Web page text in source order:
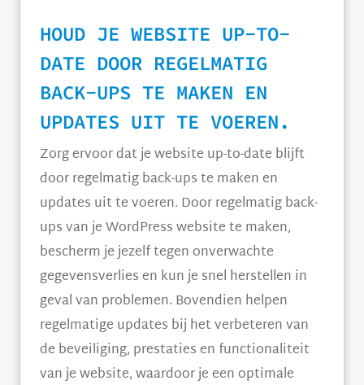
HOUD JE WEBSITE UP-TO-
DATE DOOR REGELMATIG
BACK-UPS TE MAKEN EN
UPDATES UIT TE VOEREN.
Zorg ervoor dat je website up-to-date blijft
door regelmatig back-ups te maken en
updates uit te voeren. Door regelmatig back-
ups van je WordPress website te maken,
bescherm je jezelf tegen onverwachte
gegevensverlies en kun je snel herstellen in
geval van problemen. Bovendien helpen
regelmatige updates bij het verbeteren van
de beveiliging, prestaties en functionaliteit
van je website, waardoor je een optimale